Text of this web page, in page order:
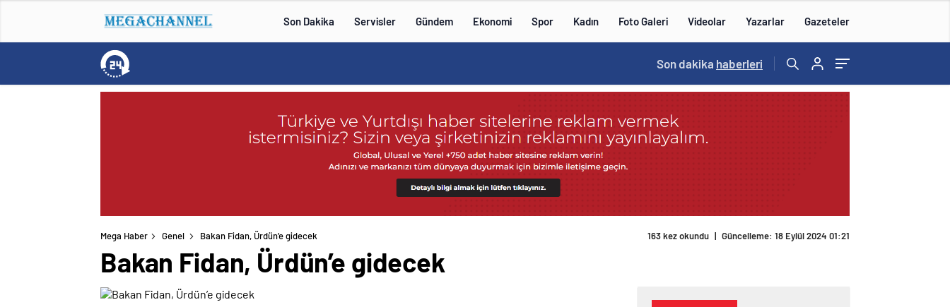
Son Dakika Servisler Gündem Ekonomi Spor Kadın Foto Galeri Videolar Yazarlar Gazeteler
Son dakika haberleri
Mega Haber Genel Bakan Fidan, Ürdün’e gidecek 163 kez okundu | Güncelleme: 18 Eylül 2024 01:21
Bakan Fidan, Ürdün’e gidecek